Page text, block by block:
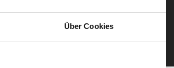
Über Cookies